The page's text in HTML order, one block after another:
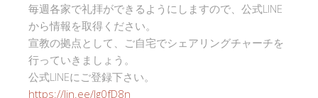
毎週各家で礼拝ができるようにしますので、公式LINE
から情報を取得ください。
宣教の拠点として、ご自宅でシェアリングチャーチを
行っていきましょう。
公式LINEにご登録下さい。
https://lin.ee/Ig0fD8n